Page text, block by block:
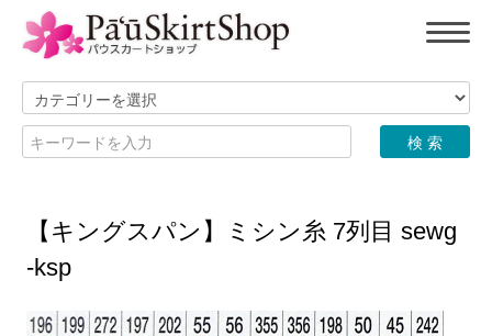
【キングスパン】ミシン糸 7列目 sewg
-ksp